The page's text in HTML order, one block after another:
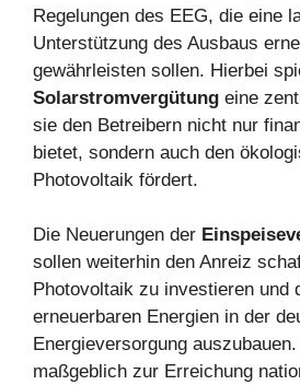
Regelungen des EEG, die eine
Unterstützung des Ausbaus
gewährleisten sollen. Hierbei
Solarstromvergütung eine
sie den Betreibern nicht nur
bietet, sondern auch den
Photovoltaik fördert.
Die Neuerungen der
sollen weiterhin den Anreiz
Photovoltaik zu investieren und
erneuerbaren Energien in der
Energieversorgung
maßgeblich zur Erreichung